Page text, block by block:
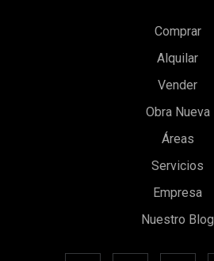
Comprar
Alquilar
Vender
Obra Nueva
Áreas
Servicios
Empresa
Nuestro Blog